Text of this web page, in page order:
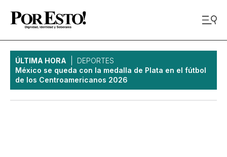
ÚLTIMA HORA
DEPORTES
México se queda con la medalla de Plata en el fútbol
de los Centroamericanos 2026